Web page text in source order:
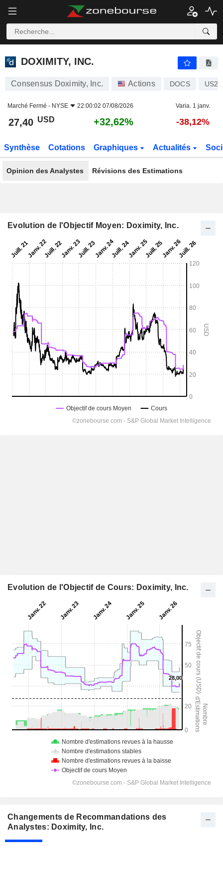
DOXIMITY, INC.
DOXIMITY, INC.
Consensus Doximity, Inc. Actions DOCS
Marché Fermé - NYSE 22:00:02 07/08/2026 Varia. 1 janv.
27,40 USD +32,62% -38,12%
Synthèse Cotations Graphiques Actualités
Opinion des Analystes Révisions des Estimations
Evolution de l'Objectif Moyen: Doximity, Inc.
Evolution de l'Objectif de Cours: Doximity, Inc.
Changements de Recommandations des
Analystes: Doximity, Inc.